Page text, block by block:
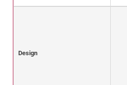
Design